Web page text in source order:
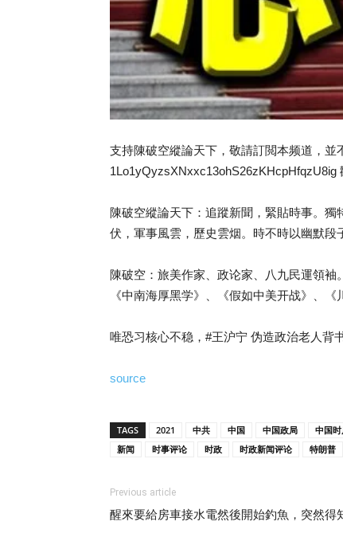
支持陳破空縱論天下，敬請訂閲本频道，並
1Lo1yQyzsXNxxc13ohS26zKHcpHfqzU8ig
陳破空縱論天下：追蹤新聞，緊貼時事。
伏，軍事風雲，歷史雲烟。時不時以幽默段
陳破空：旅美作家、政论家、八九民運領
《中南海厚黑学》、《假如中美开战》、
唯恐习核心不稳，#王沪宁 伪造政治老人背
source
TAGS 2021 中共 中国 中国政局 中国
新闻
时事评论 时政 时政新闻评论 特朗普
Previous article
醒來要給房車接水電然後開始釣魚，突然得